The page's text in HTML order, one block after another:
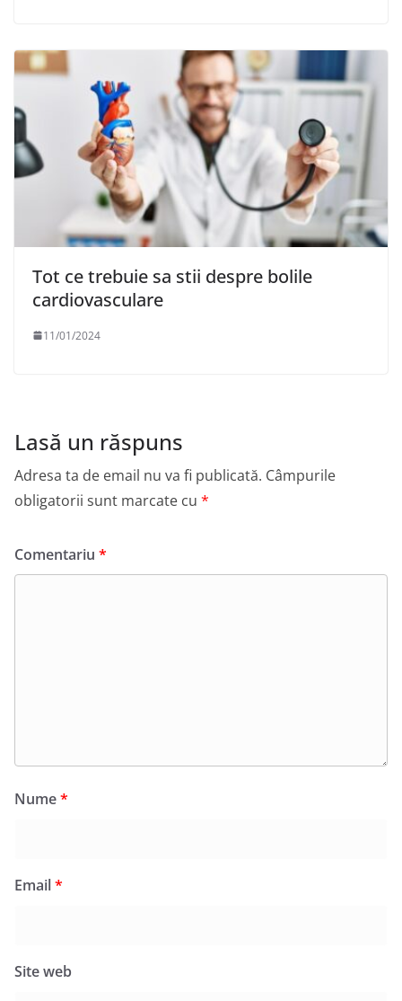
Tot ce trebuie sa stii despre bolile
cardiovasculare
11/01/2024
Lasă un răspuns
Adresa ta de email nu va fi publicată. Câmpurile
obligatorii sunt marcate cu *
Comentariu *
Nume*
Email*
Site web